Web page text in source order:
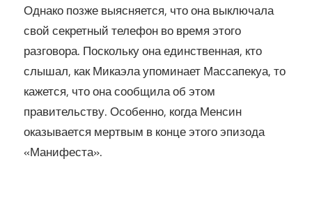
Однако позже выясняется, что она выключала
свой секретный телефон во время этого
разговора. Поскольку она единственная, кто
слышал, как Микаэла упоминает Массапекуа, то
кажется, что она сообщила об этом
правительству. Особенно, когда Менсин
оказывается мертвым в конце этого эпизода
«Манифеста».